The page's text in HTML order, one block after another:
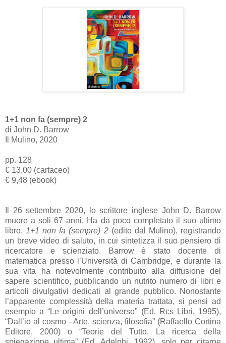
1+1 non fa (sempre) 2
di John D. Barrow
Il Mulino, 2020
pp. 128
€ 13,00 (cartaceo)
€ 9,48 (ebook)
Il 26 settembre 2020, lo scrittore inglese John D. Barrow
muore a soli 67 anni. Ha da poco completato il suo ultimo
libro, 1+1 non fa (sempre) 2 (edito dal Mulino), registrando
un breve video di saluto, in cui sintetizza il suo pensiero di
ricercatore e scienziato. Barrow è stato docente di
matematica presso l’Università di Cambridge, e durante la
sua vita ha notevolmente contribuito alla diffusione del
sapere scientifico, pubblicando un nutrito numero di libri e
articoli divulgativi dedicati al grande pubblico. Nonostante
l’apparente complessità della materia trattata, si pensi ad
esempio a “Le origini dell’universo" (Ed. Rcs Libri, 1995),
“Dall’io al cosmo - Arte, scienza, filosofia” (Raffaello Cortina
Editore, 2000) o “Teorie del Tutto. La ricerca della